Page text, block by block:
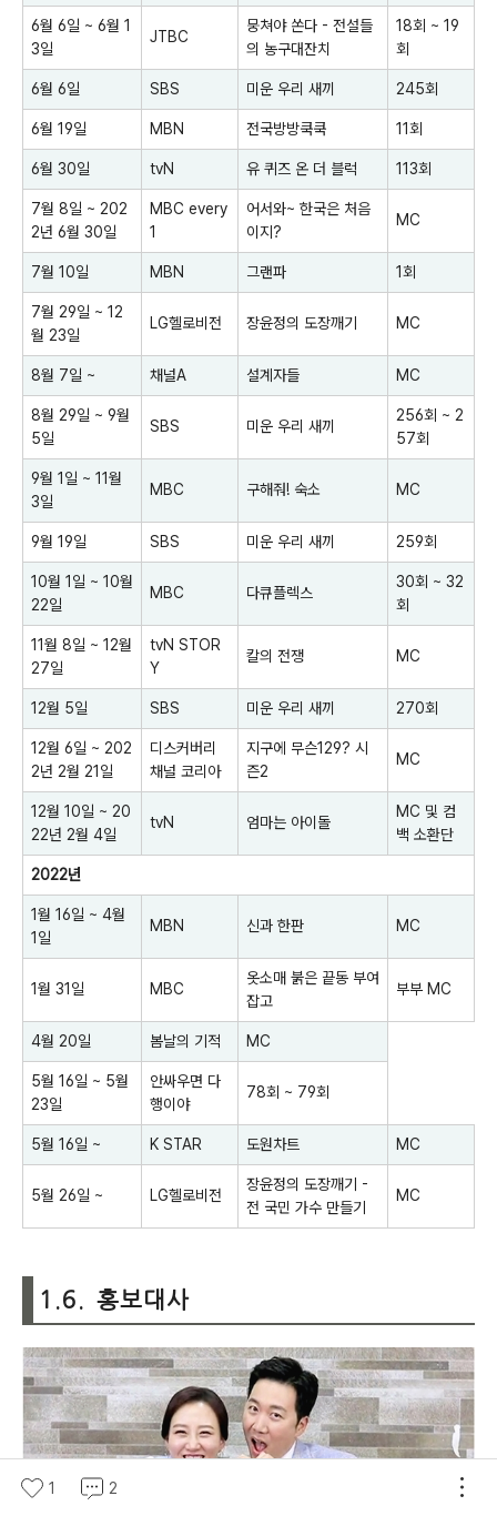
6월 6일 ~ 6월 1
3일
JTBC
뭉쳐야 쏜다 - 전설들
의 농구대잔치
18회 ~ 19
회
6월 6일 SBS 미운 우리 새끼 245회
6월 19일 MBN 전국방방쿡쿡 11회
6월 30일 tvN 유 퀴즈 온 더 블럭 113회
7월 8일 ~ 202
2년 6월 30일
MBC every
1
어서와~ 한국은 처음
이지?
MC
7월 10일 MBN 그랜파 1회
7월 29일 ~ 12
월 23일
LG헬로비전 장윤정의 도장깨기 MC
8월 7일 ~ 채널A 설계자들 MC
8월 29일 ~ 9월
5일
SBS 미운 우리 새끼
256회 ~ 2
57회
9월 1일 ~ 11월
3일
MBC 구해줘! 숙소 MC
9월 19일 SBS 미운 우리 새끼 259회
10월 1일 ~ 10월
22일
MBC 다큐플렉스
30회 ~ 32
회
11월 8일 ~ 12월
27일
tvN STOR
Y
칼의 전쟁 MC
12월 5일 SBS 미운 우리 새끼 270회
12월 6일 ~ 202
2년 2월 21일
디스커버리
채널 코리아
지구에 무슨129? 시
즌2
MC
12월 10일 ~ 20
22년 2월 4일
tvN 엄마는 아이돌
MC 및 컴
백 소환단
2022년
1월 16일 ~ 4월
1일
MBN 신과 한판 MC
1월 31일 MBC
옷소매 붉은 끝동 부여
잡고
부부 MC
4월 20일 봄날의 기적 MC
5월 16일 ~ 5월
23일
안싸우면 다
행이야
78회 ~ 79회
5월 16일 ~ K STAR 도원차트 MC
5월 26일 ~ LG헬로비전
장윤정의 도장깨기 -
전 국민 가수 만들기
MC
1.6. 홍보대사
1 2